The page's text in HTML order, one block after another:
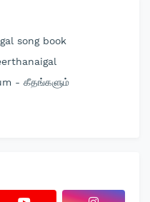
song book
- கீதங்களும்